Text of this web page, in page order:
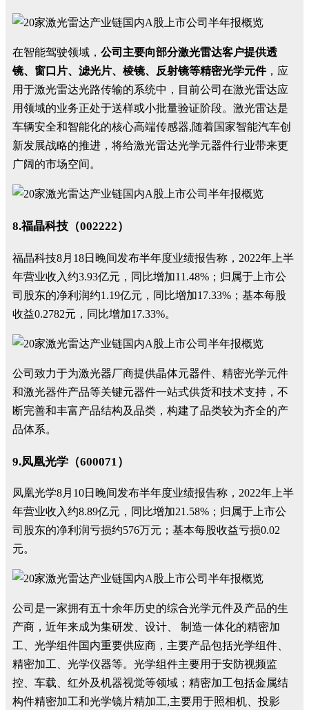
在智能驾驶领域， 公司主要向部分激光雷达客户提供透
镜、窗口片、滤光片、棱镜、反射镜等精密光学元件，应
用于激光雷达光路传输的系统中，目前公司在激光雷达应
用领域的业务正处于送样或小批量验证阶段。激光雷达是
车辆安全和智能化的核心高端传感器,随着国家智能汽车创
新发展战略的推进，将给激光雷达光学元器件行业带来更
广阔的市场空间。
8.福晶科技（002222）
福晶科技8月18日晚间发布半年度业绩报告称，2022年上半
年营业收入约3.93亿元，同比增加11.48%；归属于上市公
司股东的净利润约1.19亿元，同比增加17.33%；基本每股
收益0.2782元，同比增加17.33%。
公司致力于为激光器厂商提供晶体元器件、精密光学元件
和激光器件产品等关键元器件一站式供货和技术支持，不
断完善和丰富产品结构及品类，构建了品类较为齐全的产
品体系。
9.凤凰光学（600071）
凤凰光学8月10日晚间发布半年度业绩报告称，2022年上半
年营业收入约8.89亿元，同比增加21.58%；归属于上市公
司股东的净利润亏损约576万元；基本每股收益亏损0.02
元。
公司是一家拥有五十余年历史的综合光学元件及产品的生
产商，近年来成为集研发、设计、 制造一体化的精密加
工、光学组件国内重要供应商，主要产品包括光学组件、
精密加工、光学仪器等。光学组件主要用于安防视频监
控、车载、红外及机器视觉等领域；精密加工包括金属结
构件精密加工和光学镜片精加工,主要用于照相机、投影